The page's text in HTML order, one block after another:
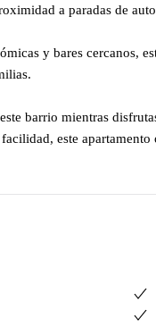
a paradas de
y bares cercanos,
barrio mientras
este